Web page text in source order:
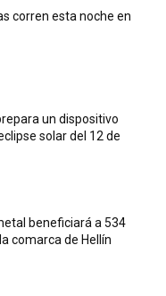
corren esta noche en
un dispositivo
solar del 12 de
beneficiará a 534
comarca de Hellín